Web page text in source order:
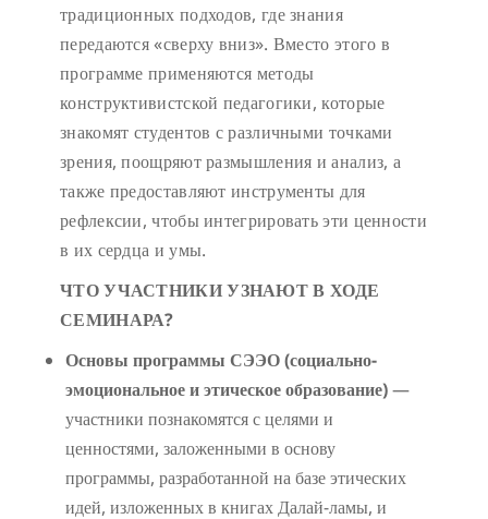
традиционных подходов, где знания
передаются «сверху вниз». Вместо этого в
программе применяются методы
конструктивистской педагогики, которые
знакомят студентов с различными точками
зрения, поощряют размышления и анализ, а
также предоставляют инструменты для
рефлексии, чтобы интегрировать эти ценности
в их сердца и умы.
ЧТО УЧАСТНИКИ УЗНАЮТ В ХОДЕ
СЕМИНАРА?
Основы программы СЭЭО (социально-
эмоциональное и этическое образование)—
участники познакомятся с целями и
ценностями, заложенными в основу
программы, разработанной на базе этических
идей, изложенных в книгах Далай-ламы, и